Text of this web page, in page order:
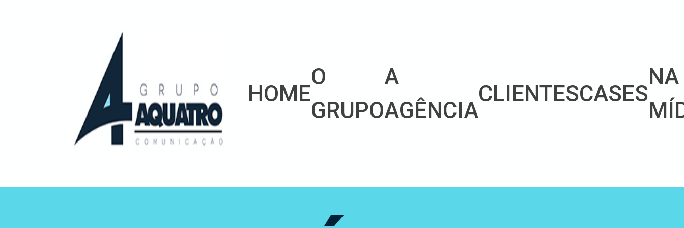
HOME
O
GRUPO
A
AGÊNCIA
CLIENTESCASES
NA